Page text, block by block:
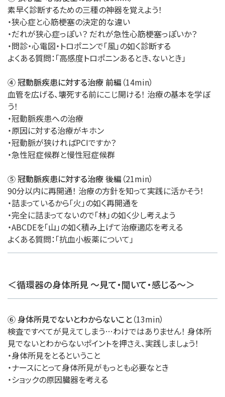
素早く診断するための三種の神器を覚えよう！
・狭心症と心筋梗塞の決定的な違い
・だれが狭心症っぽい？ だれが急性心筋梗塞っぽいか？
・問診・心電図・トロポニンで「風」の如く診断する
よくある質問：「高感度トロポニンあるとき、ないとき」
④ 冠動脈疾患に対する治療 前編 （14min）
血管を広げる、壊死する前にこじ開ける！ 治療の基本を学ぼ
う！
・冠動脈疾患への治療
・原因に対する治療がキホン
・冠動脈が狭ければPCIですか？
・急性冠症候群と慢性冠症候群
⑤ 冠動脈疾患に対する治療 後編 （21min）
90分以内に再開通！ 治療の方針を知って実践に活かそう！
・詰まっているから「火」の如く再開通を
・完全に詰まってないので「林」の如く少し考えよう
・ABCDEを「山」の如く積み上げて治療適応を考える
よくある質問：「抗血小板薬について」
＜循環器の身体所見 ～見て・聞いて・感じる～＞
⑥ 身体所見でないとわからないこと（13min）
検査ですべてが見えてしまう…わけではありません！ 身体所
見でないとわからないポイントを押さえ、実践しましょう！
・身体所見をとるということ
・ナースにとって身体所見がもっとも必要なとき
・ショックの原因臓器を考える